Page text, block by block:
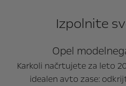
Izpolnite
Opel
Karkoli načrtujete za leto
idealen avto zase: